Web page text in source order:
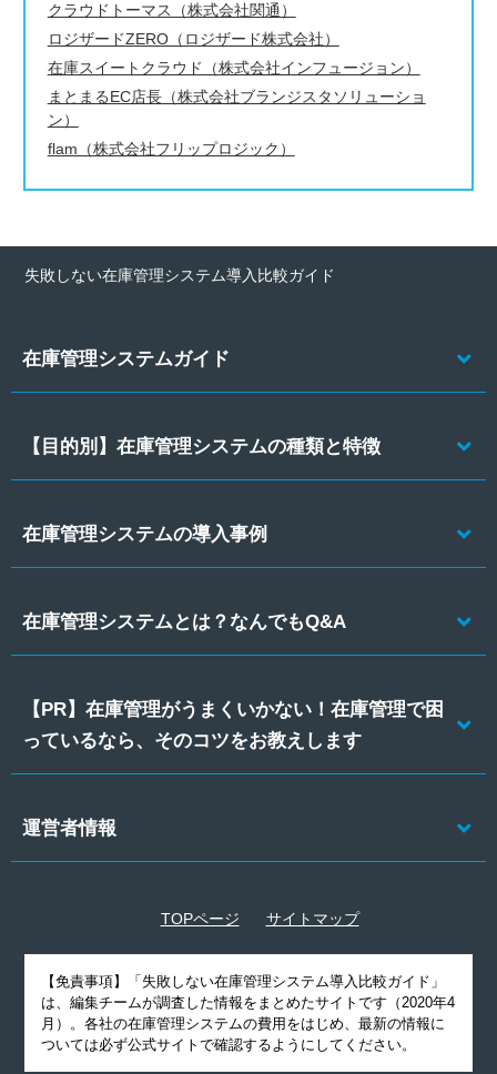
クラウドトーマス（株式会社関通）
ロジザードZERO（ロジザード株式会社）
在庫スイートクラウド（株式会社インフュージョン）
まとまるEC店長（株式会社ブランジスタソリューショ
ン）
flam（株式会社フリップロジック）
失敗しない在庫管理システム導入比較ガイド
在庫管理システムガイド
【目的別】在庫管理システムの種類と特徴
在庫管理システムの導入事例
在庫管理システムとは？なんでもQ&A
【PR】在庫管理がうまくいかない！在庫管理で困
っているなら、そのコツをお教えします
運営者情報
TOPページ サイトマップ
【免責事項】
「失敗しない在庫管理システム導入比較ガイド」
は、編集チームが調査した情報をまとめたサイトです（2020年4
月）。各社の在庫管理システムの費用をはじめ、最新の情報に
ついては必ず公式サイトで確認するようにしてください。